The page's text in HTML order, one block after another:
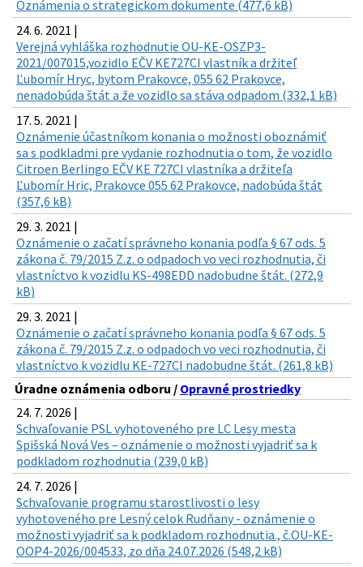
Oznámenia o strategickom dokumente (477,6 kB)
24. 6. 2021 |
Verejná vyhláška rozhodnutie OU-KE-OSZP3-
2021/007015,vozidlo EČV KE727CI vlastník a držiteľ
Ľubomír Hryc, bytom Prakovce, 055 62 Prakovce,
nenadobúda štát a že vozidlo sa stáva odpadom (332,1 kB)
17. 5. 2021 |
Oznámenie účastníkom konania o možnosti oboznámiť
sa s podkladmi pre vydanie rozhodnutia o tom, že vozidlo
Citroen Berlingo EČV KE 727CI vlastníka a držiteľa
Ľubomír Hric, Prakovce 055 62 Prakovce, nadobúda štát
(357,6 kB)
29. 3. 2021 |
Oznámenie o začatí správneho konania podľa § 67 ods. 5
zákona č. 79/2015 Z.z. o odpadoch vo veci rozhodnutia, či
vlastníctvo k vozidlu KS-498EDD nadobudne štát. (272,9
kB)
29. 3. 2021 |
Oznámenie o začatí správneho konania podľa § 67 ods. 5
zákona č. 79/2015 Z.z. o odpadoch vo veci rozhodnutia, či
vlastníctvo k vozidlu KE-727CI nadobudne štát. (261,8 kB)
Úradne oznámenia odboru / Opravné prostriedky
24. 7. 2026 |
Schvaľovanie PSL vyhotoveného pre LC Lesy mesta
Spišská Nová Ves – oznámenie o možnosti vyjadriť sa k
podkladom rozhodnutia (239,0 kB)
24. 7. 2026 |
Schvaľovanie programu starostlivosti o lesy
vyhotoveného pre Lesný celok Rudňany - oznámenie o
možnosti vyjadriť sa k podkladom rozhodnutia., č.OU-KE-
OOP4-2026/004533, zo dňa 24.07.2026 (548,2 kB)